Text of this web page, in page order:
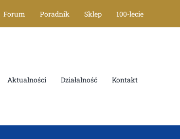
Forum Poradnik Sklep 100-lecie
Aktualności Działalność Kontakt